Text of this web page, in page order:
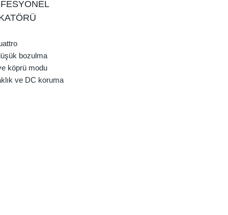
bozulma
köprü modu
ve DC koruma